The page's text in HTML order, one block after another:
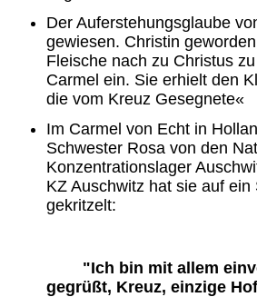
Der Auferstehungsglaube
gewiesen. Christin
Fleische nach zu Christus
Carmel ein. Sie erhielt den
die vom Kreuz Gesegnete«
Im Carmel von Echt in
Schwester Rosa von den
Konzentrationslager
KZ Auschwitz hat sie auf
gekritzelt:
"Ich bin mit allem
gegrüßt, Kreuz, einzige